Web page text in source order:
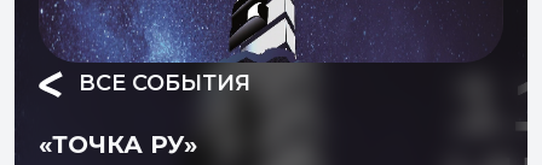
ВСЕ СОБЫТИЯ
«ТОЧКА РУ»